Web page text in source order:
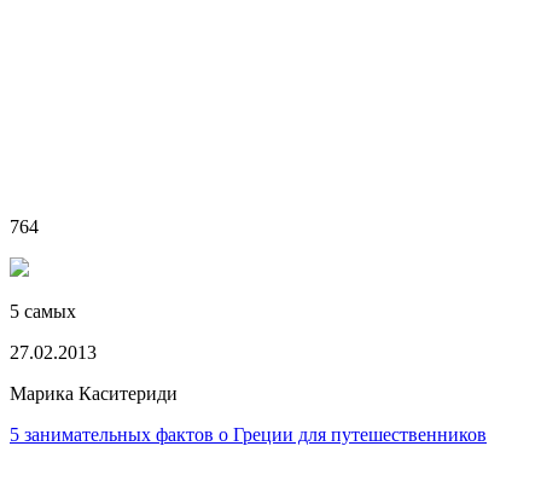
764
5 самых
27.02.2013
Марика Каситериди
5 занимательных фактов о Греции для путешественников